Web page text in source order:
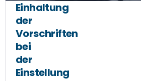
Einhaltung
der
Vorschriften
bei
der
Einstellung